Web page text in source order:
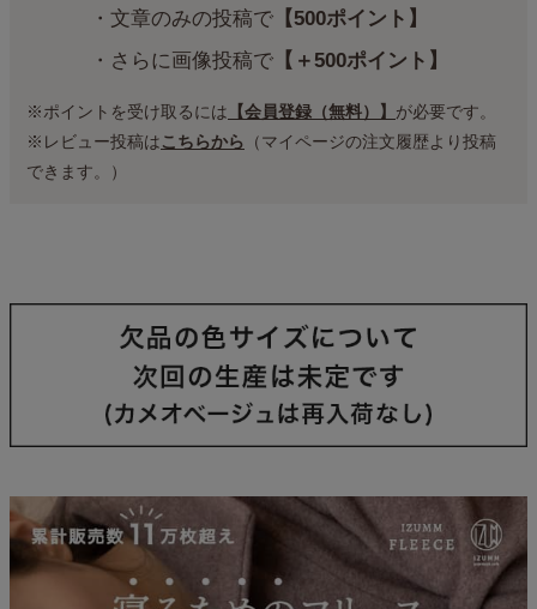
・文章のみの投稿で【500ポイント】
・さらに画像投稿で【＋500ポイント】
※ポイントを受け取るには 【会員登録（無料）】 が必要です。
※レビュー投稿はこちらから （マイページの注文履歴より投稿
できます。）